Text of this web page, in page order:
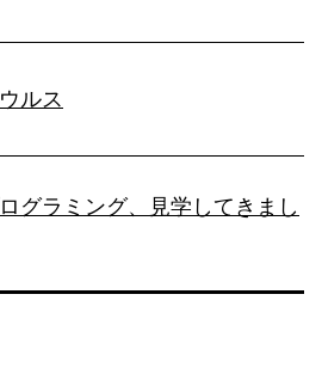
ルス
グラミング、見学してきまし